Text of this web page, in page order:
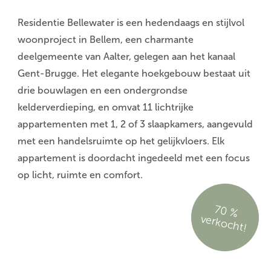
Residentie Bellewater is een hedendaags en stijlvol
woonproject in Bellem, een charmante
deelgemeente van Aalter, gelegen aan het kanaal
Gent-Brugge. Het elegante hoekgebouw bestaat uit
drie bouwlagen en een ondergrondse
kelderverdieping, en omvat 11 lichtrijke
appartementen met 1, 2 of 3 slaapkamers, aangevuld
met een handelsruimte op het gelijkvloers. Elk
appartement is doordacht ingedeeld met een focus
op licht, ruimte en comfort.
70
%
ve
rko
c
h
t!